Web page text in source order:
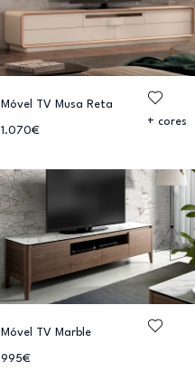
Móvel TV Musa Reta
1.070€
+ cores
Móvel TV Marble
995€